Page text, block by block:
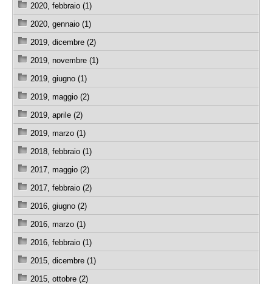
2020, febbraio (1)
2020, gennaio (1)
2019, dicembre (2)
2019, novembre (1)
2019, giugno (1)
2019, maggio (2)
2019, aprile (2)
2019, marzo (1)
2018, febbraio (1)
2017, maggio (2)
2017, febbraio (2)
2016, giugno (2)
2016, marzo (1)
2016, febbraio (1)
2015, dicembre (1)
2015, ottobre (2)